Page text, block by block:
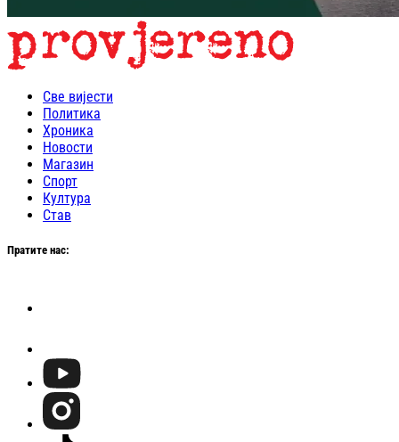
Све вијести
Политика
Хроника
Новости
Магазин
Спорт
Култура
Став
Пратите нас: